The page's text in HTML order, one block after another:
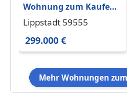
Wohnung zum Kaufen
in Lippstadt 299.000 €
Lippstadt 59555
299.000 €
Mehr Wohnungen